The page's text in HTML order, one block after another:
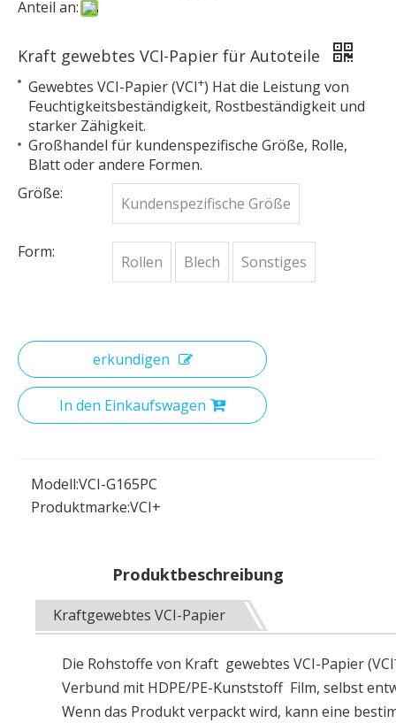
Anteil an:
Kraft gewebtes VCI-Papier für Autoteile
Gewebtes VCI-Papier (VCI+) Hat die Leistung von
Feuchtigkeitsbeständigkeit, Rostbeständigkeit und
starker Zähigkeit.
Großhandel für kundenspezifische Größe, Rolle,
Blatt oder andere Formen.
Größe:
Kundenspezifische Größe
Form:
Rollen Blech Sonstiges
erkundigen
In den Einkaufswagen
Modell:VCI-G165PC
Produktmarke:VCI+
Produktbeschreibung
Kraftgewebtes VCI-Papier
Die Rohstoffe von Kraft gewebtes VCI-Papier (VCI
Verbund mit HDPE/PE-KunststoffFilm, selbst
Wenn das Produkt verpackt wird, kann eine